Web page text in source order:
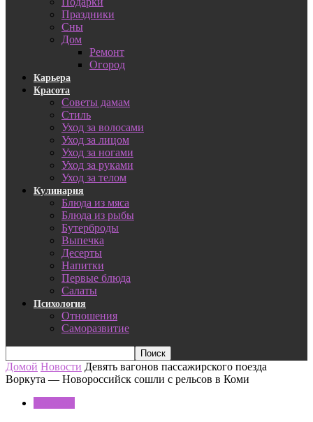
Праздники
Сны
Дом
Ремонт
Огород
Карьера
Красота
Советы дамам
Стиль
Уход за волосами
Уход за лицом
Уход за ногами
Уход за руками
Уход за телом
Кулинария
Блюда из мяса
Блюда из рыбы
Бутерброды
Выпечка
Десерты
Напитки
Первые блюда
Салаты
Психология
Отношения
Саморазвитие
Домой Новости Девять вагонов пассажирского поезда
Воркута — Новороссийск сошли с рельсов в Коми